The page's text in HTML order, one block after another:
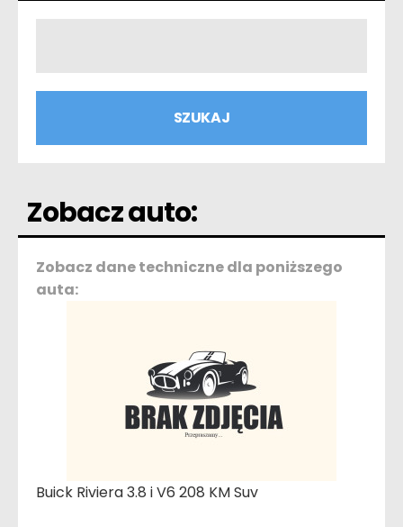
Zobacz auto:
Zobacz dane techniczne dla poniższego
auta:
Buick Riviera 3.8 i V6 208 KM Suv